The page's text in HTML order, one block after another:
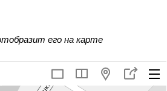
его на карте